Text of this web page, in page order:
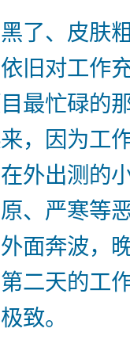
了、皮肤
旧对工作
最忙碌的
，因为工
外出测的
、严寒等
面奔波，
二天的工
致。